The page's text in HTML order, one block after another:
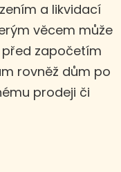
a likvidací
věcem může
započetím
rovněž dům po
prodeji či